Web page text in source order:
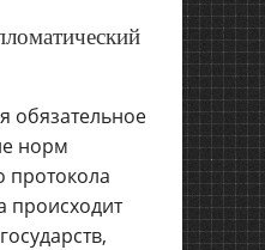
обязательное
норм
протокола
происходит